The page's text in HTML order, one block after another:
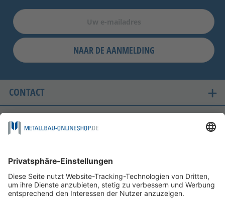
NAAR DE AANMELDING
CONTACT
ONZE LANDEN VAN LEVERING
FOLGEN SIE UNS AUF
BETAALMOGELIJKHEDEN